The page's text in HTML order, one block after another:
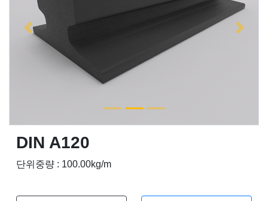
Previous Next
DIN A120
단위중량 : 100.00kg/m